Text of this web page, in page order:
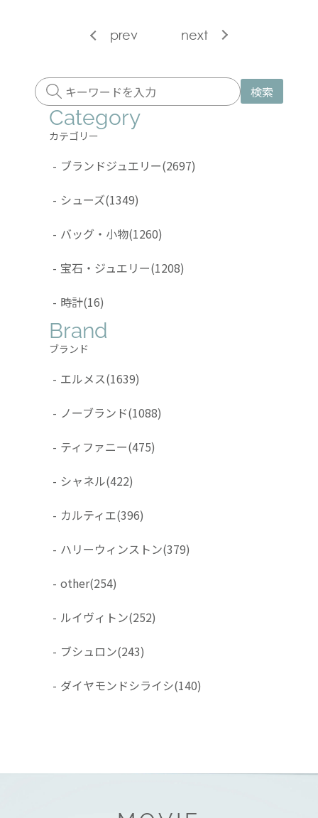
prev next
検索
Category
カテゴリー
- ブランドジュエリー(2697)
- シューズ(1349)
- バッグ・小物(1260)
- 宝石・ジュエリー(1208)
- 時計(16)
Brand
ブランド
- エルメス(1639)
- ノーブランド(1088)
- ティファニー(475)
- シャネル(422)
- カルティエ(396)
- ハリーウィンストン(379)
- other(254)
- ルイヴィトン(252)
- ブシュロン(243)
- ダイヤモンドシライシ(140)